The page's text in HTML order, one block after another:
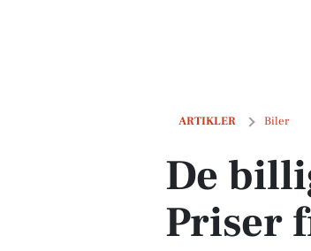
ARTIKLER Biler
De billigste biler i
De
Priser